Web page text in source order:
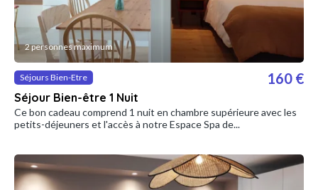
2 personnes maximum
Séjours Bien-Etre
Séjour Bien-être 1 Nuit
160 €
Ce bon cadeau comprend 1 nuit en chambre supérieure avec les
petits-déjeuners et l'accès à notre Espace Spa de...